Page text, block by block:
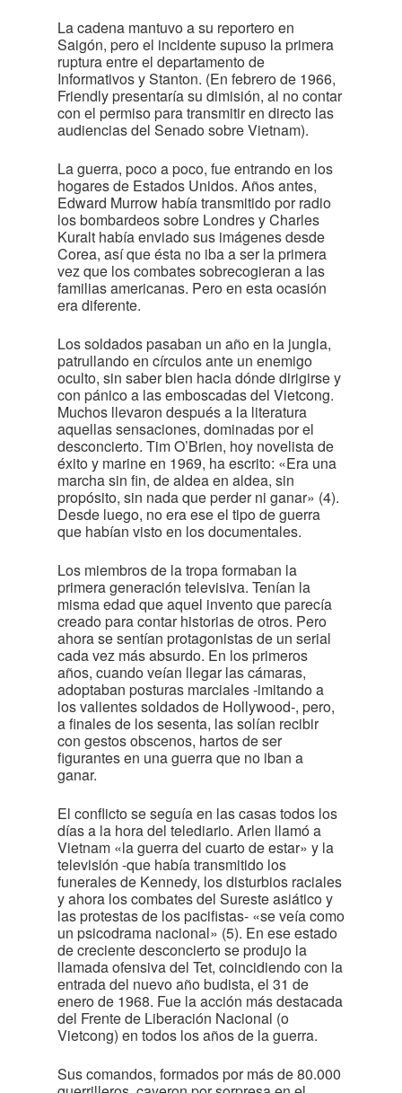
La cadena mantuvo a su reportero en
Saigón, pero el incidente supuso la primera
ruptura entre el departamento de
Informativos y Stanton. (En febrero de 1966,
Friendly presentaría su dimisión, al no contar
con el permiso para transmitir en directo las
audiencias del Senado sobre Vietnam).
La guerra, poco a poco, fue entrando en los
hogares de Estados Unidos. Años antes,
Edward Murrow había transmitido por radio
los bombardeos sobre Londres y Charles
Kuralt había enviado sus imágenes desde
Corea, así que ésta no iba a ser la primera
vez que los combates sobrecogieran a las
familias americanas. Pero en esta ocasión
era diferente.
Los soldados pasaban un año en la jungla,
patrullando en círculos ante un enemigo
oculto, sin saber bien hacia dónde dirigirse y
con pánico a las emboscadas del Vietcong.
Muchos llevaron después a la literatura
aquellas sensaciones, dominadas por el
desconcierto. Tim O’Brien, hoy novelista de
éxito y marine en 1969, ha escrito: «Era una
marcha sin fin, de aldea en aldea, sin
propósito, sin nada que perder ni ganar» (4).
Desde luego, no era ese el tipo de guerra
que habían visto en los documentales.
Los miembros de la tropa formaban la
primera generación televisiva. Tenían la
misma edad que aquel invento que parecía
creado para contar historias de otros. Pero
ahora se sentían protagonistas de un serial
cada vez más absurdo. En los primeros
años, cuando veían llegar las cámaras,
adoptaban posturas marciales -imitando a
los valientes soldados de Hollywood-, pero,
a finales de los sesenta, las solían recibir
con gestos obscenos, hartos de ser
figurantes en una guerra que no iban a
ganar.
El conflicto se seguía en las casas todos los
días a la hora del telediario. Arlen llamó a
Vietnam «la guerra del cuarto de estar» y la
televisión -que había transmitido los
funerales de Kennedy, los disturbios raciales
y ahora los combates del Sureste asiático y
las protestas de los pacifistas- «se veía como
un psicodrama nacional» (5). En ese estado
de creciente desconcierto se produjo la
llamada ofensiva del Tet, coincidiendo con la
entrada del nuevo año budista, el 31 de
enero de 1968. Fue la acción más destacada
del Frente de Liberación Nacional (o
Vietcong) en todos los años de la guerra.
Sus comandos, formados por más de 80.000